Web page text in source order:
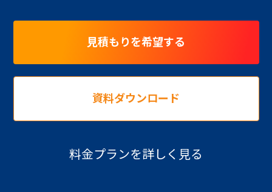
見積もりを希望する
資料ダウンロード
料金プランを詳しく見る